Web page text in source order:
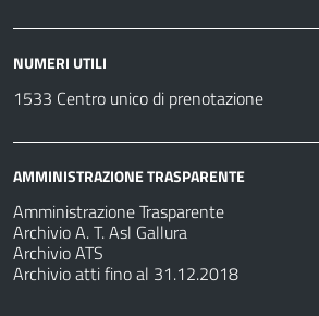
NUMERI UTILI
1533 Centro unico di prenotazione
AMMINISTRAZIONE TRASPARENTE
Amministrazione Trasparente
Archivio A. T. Asl Gallura
Archivio ATS
Archivio atti fino al 31.12.2018